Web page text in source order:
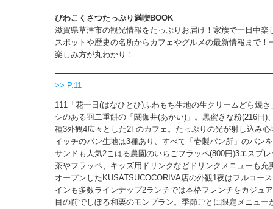
びわこくさつたっぷり満喫BOOK
滋賀県草津市の観光情報をたっぷりお届け！家族で一日中楽
スポットや歴史の名所からカフェやグルメの最新情報まで！
楽しみ方が丸わかり！
>> P.11
111「花一日(はなひとひ)ふわもち生地の生クリームどら焼き
シのある羽二重餅の「閼伽井(あかい)」。黒蜜きな粉(216円)
種3外観4広々とした2Fのカフェ。たっぷりの光が射し込み
イッチのパン生地は3種あり、すべて「壱製パン所」のパン
サンドも人気2こはる農園のいちごフラッペ(800円)3エスプ
茶やフラッペ、キッズ用ドリンクなどドリンクメニューも充
オープンしたKUSATSUCOCORIVA店の外観1夜はフルコー
インも多数ラインナップ2ランチでは本格フレンチをカジュ
目の前でしぼる和栗のモンブラン。季節ごとに限定メニュー